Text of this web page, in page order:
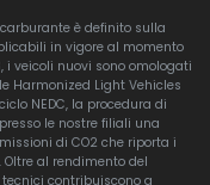
è definito sulla
in vigore al momento
i veicoli nuovi sono omologati
Harmonized Light Vehicles
NEDC, la procedura di
le nostre filiali una
di CO2 che riporta i
al rendimento del
contribuiscono a